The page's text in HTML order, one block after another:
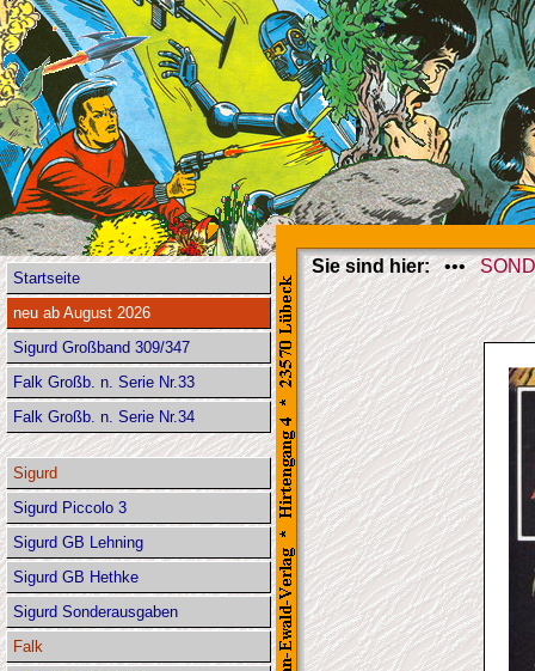
Startseite
neu ab August 2026
Sigurd Großband 309/347
Falk Großb. n. Serie Nr.33
Falk Großb. n. Serie Nr.34
Sigurd
Sigurd Piccolo 3
Sigurd GB Lehning
Sigurd GB Hethke
Sigurd Sonderausgaben
Falk
Sie sind hier:•••